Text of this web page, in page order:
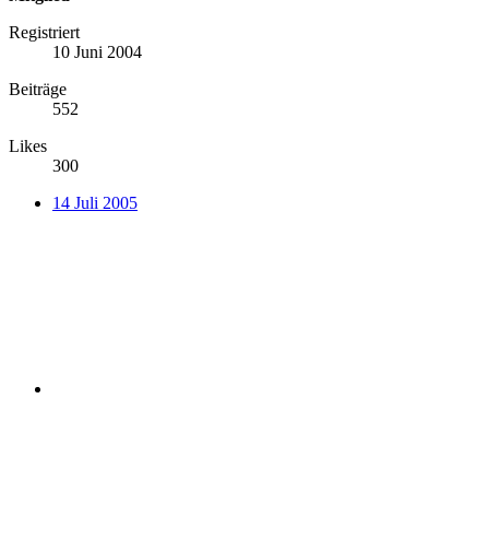
Registriert
10 Juni 2004
Beiträge
552
Likes
300
14 Juli 2005